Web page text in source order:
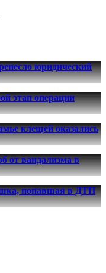
юридический
этап операции
клещей оказались
от вандализма в
попавшая в ДТП